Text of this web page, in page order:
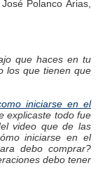
Polanco Arias,
que haces en tu
los que tienen que
iniciarse en el
explicaste todo fue
video que de las
iniciarse en el
debo comprar?
debo tener